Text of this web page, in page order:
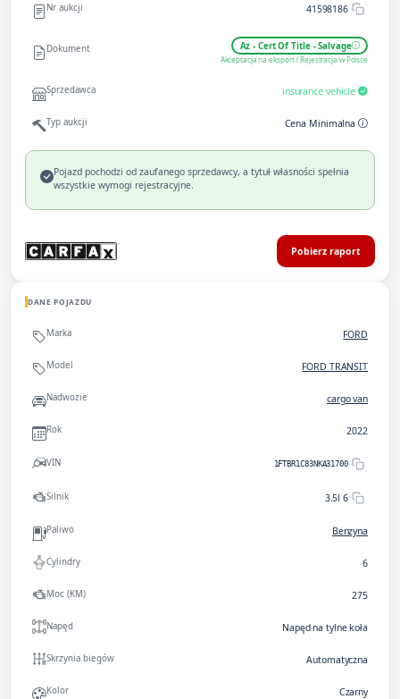
Nr aukcji 41598186
Dokument Az - Cert Of Title - Salvage
Akceptacja na eksport / Rejestracja w Polsce
Sprzedawca insurance vehicle
Typ aukcji Cena Minimalna
Pojazd pochodzi od zaufanego sprzedawcy, a tytuł własności spełnia
wszystkie wymogi rejestracyjne.
Pobierz raport
DANE POJAZDU
Marka FORD
Model FORD TRANSIT
Nadwozie cargo van
Rok 2022
VIN 1FTBR1C83NKA31700
Silnik 3.5l 6
Paliwo Benzyna
Cylindry 6
Moc (KM) 275
Napęd Napęd na tylne koła
Skrzynia biegów Automatyczna
Kolor Czarny